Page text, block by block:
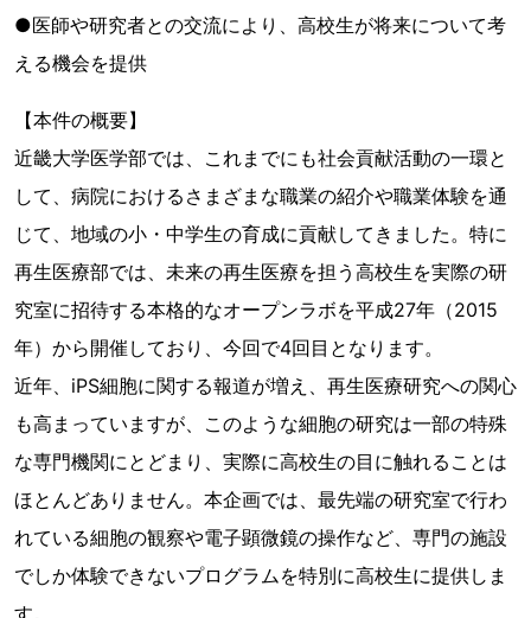
●医師や研究者との交流により、高校生が将来について考
える機会を提供
【本件の概要】
近畿大学医学部では、これまでにも社会貢献活動の一環と
して、病院におけるさまざまな職業の紹介や職業体験を通
じて、地域の小・中学生の育成に貢献してきました。特に
再生医療部では、未来の再生医療を担う高校生を実際の研
究室に招待する本格的なオープンラボを平成27年（2015
年）から開催しており、今回で4回目となります。
近年、iPS細胞に関する報道が増え、再生医療研究への関心
も高まっていますが、このような細胞の研究は一部の特殊
な専門機関にとどまり、実際に高校生の目に触れることは
ほとんどありません。本企画では、最先端の研究室で行わ
れている細胞の観察や電子顕微鏡の操作など、専門の施設
でしか体験できないプログラムを特別に高校生に提供しま
す。